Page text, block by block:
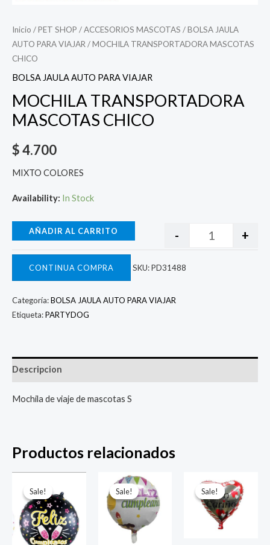
Inicio /PET SHOP /ACCESORIOS MASCOTAS /BOLSA JAULA
AUTO PARA VIAJAR / MOCHILA TRANSPORTADORA MASCOTAS
CHICO
BOLSA JAULA AUTO PARA VIAJAR
MOCHILA TRANSPORTADORA
MASCOTAS CHICO
$4.700
MIXTO COLORES
Availability: In Stock
- +
AÑADIR AL CARRITO
CONTINUA COMPRA SKU:PD31488
Categoría:BOLSA JAULA AUTO PARA VIAJAR
Etiqueta:PARTYDOG
Descripcion
Mochila de viaje de mascotas S
Productos relacionados
Sale!
Sale!precio
original
era:
$ 4.000.
es:
$ 2.800.
Sale!
Sale!
El
precio
original
era:
$ 4.000.
Sale!
Sale!precio
original
era:
$ 4.000.